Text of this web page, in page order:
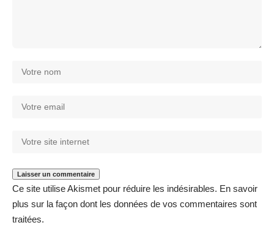
Ce site utilise Akismet pour réduire les indésirables. En savoir
plus sur la façon dont les données de vos commentaires sont
traitées.